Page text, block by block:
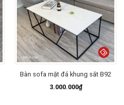
Bàn sofa mặt đá khung sắt B92
3.000.000₫